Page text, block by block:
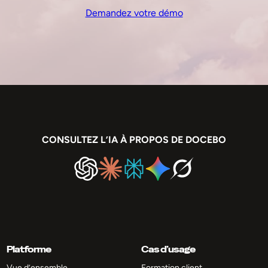
Demandez votre démo
CONSULTEZ L’IA À PROPOS DE DOCEBO
Platforme Cas d’usage